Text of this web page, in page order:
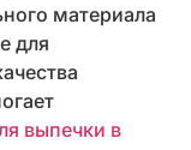
материала
для
выпечки в